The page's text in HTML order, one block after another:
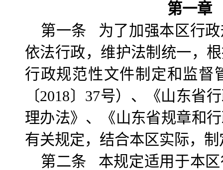
第一章
第一条 为了加强本区行
依法行政，维护法制统一，
行政规范性文件制定和监督
〔2018〕37号）、《山东省
理办法》、《山东省规章和
有关规定，结合本区实际，
第二条 本规定适用于本